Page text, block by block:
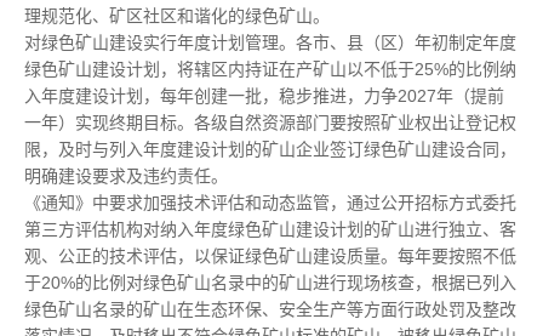
理规范化、矿区社区和谐化的绿色矿山。
对绿色矿山建设实行年度计划管理。各市、县（区）年初制定年度
绿色矿山建设计划，将辖区内持证在产矿山以不低于25%的比例纳
入年度建设计划，每年创建一批，稳步推进，力争2027年（提前
一年）实现终期目标。各级自然资源部门要按照矿业权出让登记权
限，及时与列入年度建设计划的矿山企业签订绿色矿山建设合同，
明确建设要求及违约责任。
《通知》中要求加强技术评估和动态监管，通过公开招标方式委托
第三方评估机构对纳入年度绿色矿山建设计划的矿山进行独立、客
观、公正的技术评估，以保证绿色矿山建设质量。每年要按照不低
于20%的比例对绿色矿山名录中的矿山进行现场核查，根据已列入
绿色矿山名录的矿山在生态环保、安全生产等方面行政处罚及整改